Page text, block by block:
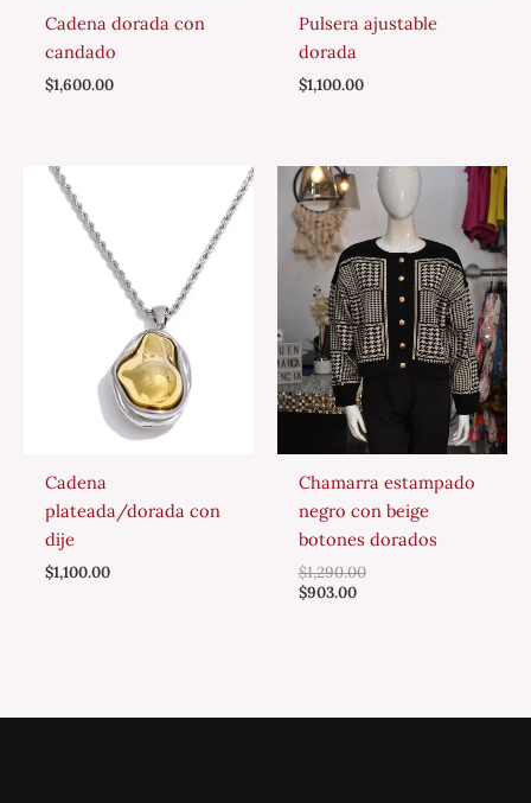
Cadena dorada con
candado
$1,600.00
Pulsera ajustable
dorada
$1,100.00
Cadena
plateada/dorada con
dije
$1,100.00
Chamarra estampado
negro con beige
botones dorados
$1,290.00
$903.00